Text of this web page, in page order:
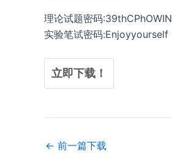
理论试题密码:39thCPhOWIN
实验笔试密码:Enjoyyourself
立即下载！
← 前一篇下载